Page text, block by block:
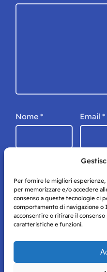
Per fornire le migliori
per memorizzare e/o accedere
consenso a queste tecnologie ci
comportamento di navigazione o
acconsentire o ritirare il
caratteristiche e funzioni.
Nome * Email *
Storie di Napoli è una testata